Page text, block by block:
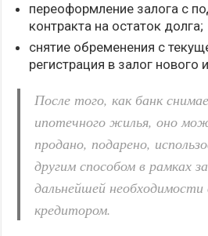
переоформление залога с
контракта на остаток долга;
снятие обременения с
регистрация в залог нового
После того, как банк
ипотечного жилья, оно
продано, подарено,
другим способом в рамках
дальнейшей необходимости
кредитором.